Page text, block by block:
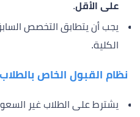
على الأقل.
يجب أن يتطابق التخصص
الكلية.
نظام القبول الخاص
يشترط على الطلاب غير